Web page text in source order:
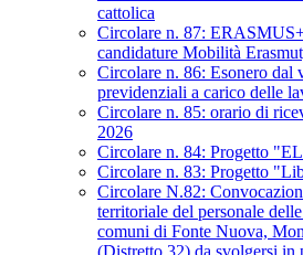
cattolica
Circolare n. 87:
candidature Mobilità
Circolare n. 86: Esonero dal
previdenziali a carico delle
Circolare n. 85: orario di
2026
Circolare n. 84: Progetto
Circolare n. 83: Progetto
Circolare N.82:
territoriale del personale
comuni di Fonte Nuova,